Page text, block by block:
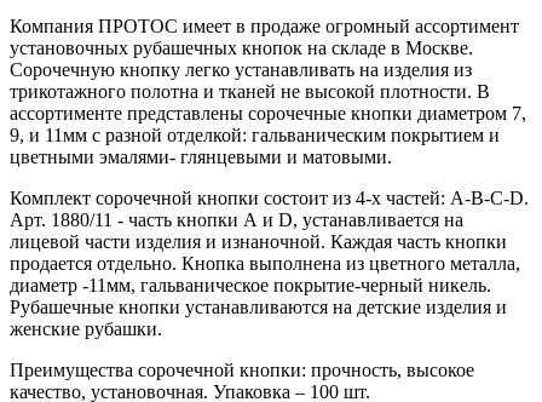
Компания ПРОТОС имеет в продаже огромный ассортимент
установочных рубашечных кнопок на складе в Москве.
Сорочечную кнопку легко устанавливать на изделия из
трикотажного полотна и тканей не высокой плотности. В
ассортименте представлены сорочечные кнопки диаметром 7,
9, и 11мм с разной отделкой: гальваническим покрытием и
цветными эмалями- глянцевыми и матовыми.
Комплект сорочечной кнопки состоит из 4-х частей: А-В-С-D.
Арт. 1880/11 - часть кнопки А и D, устанавливается на
лицевой части изделия и изнаночной. Каждая часть кнопки
продается отдельно. Кнопка выполнена из цветного металла,
диаметр -11мм, гальваническое покрытие-черный никель.
Рубашечные кнопки устанавливаются на детские изделия и
женские рубашки.
Преимущества сорочечной кнопки: прочность, высокое
качество, установочная. Упаковка – 100 шт.